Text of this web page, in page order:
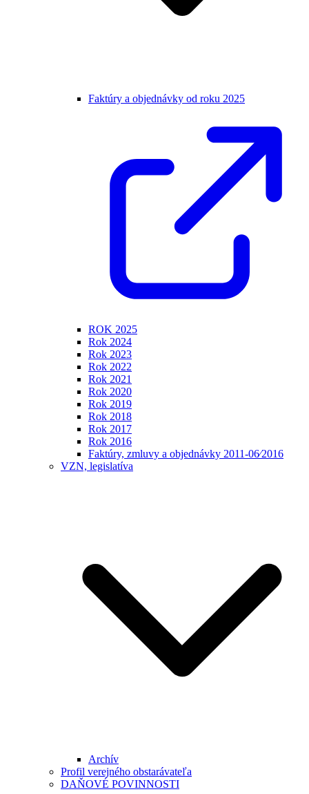
Faktúry a objednávky od roku 2025
ROK 2025
Rok 2024
Rok 2023
Rok 2022
Rok 2021
Rok 2020
Rok 2019
Rok 2018
Rok 2017
Rok 2016
Faktúry, zmluvy a objednávky 2011-06⁄2016
VZN, legislatíva
Archív
Profil verejného obstarávateľa
DAŇOVÉ POVINNOSTI